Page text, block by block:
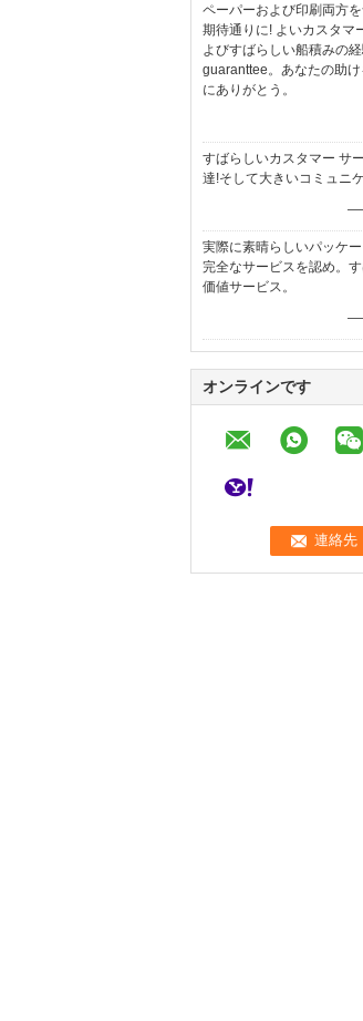
ペーパーおよび印刷両方
期待通りに! よいカスタマ
よびすばらしい船積みの
guaranttee。あなたの助
にありがとう。
すばらしいカスタマー サ
達!そして大きいコミュニ
実際に素晴らしいパッケ
完全なサービスを認め。
価値サービス。
オンラインです